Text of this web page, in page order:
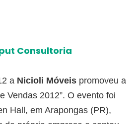
Consultoria
a Nicioli Móveis promoveu a
Vendas 2012”. O evento foi
Hall, em Arapongas (PR),